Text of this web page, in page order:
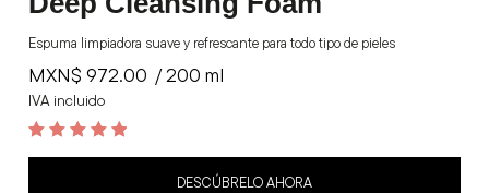
Espuma limpiadora suave y refrescante para todo tipo de pieles
MXN$ 972.00
IVA incluido
/ 200 ml
DESCÚBRELO AHORA